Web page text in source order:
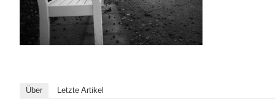
Über Letzte Artikel